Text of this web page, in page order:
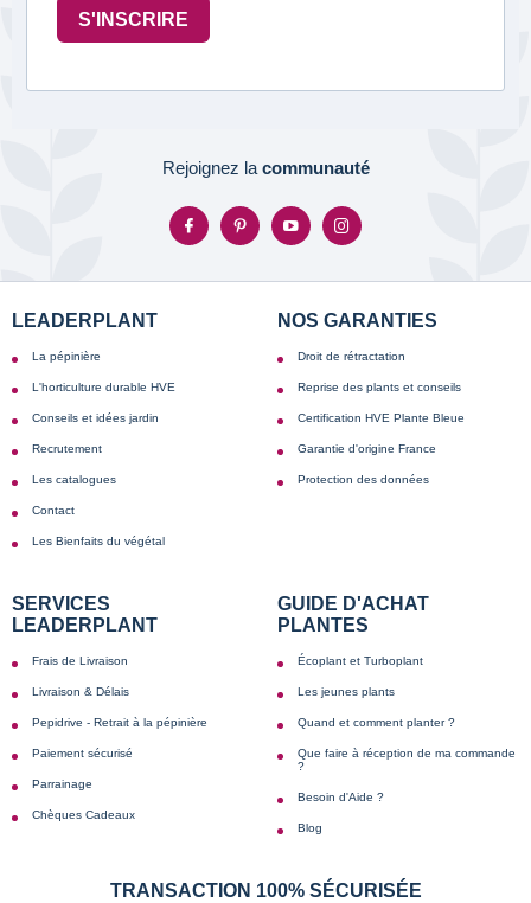
S'INSCRIRE
Rejoignez la communauté
LEADERPLANT
La pépinière
L'horticulture durable HVE
Conseils et idées jardin
Recrutement
Les catalogues
Contact
Les Bienfaits du végétal
NOS GARANTIES
Droit de rétractation
Reprise des plants et conseils
Certification HVE Plante Bleue
Garantie d'origine France
Protection des données
SERVICES
LEADERPLANT
Frais de Livraison
Livraison & Délais
Pepidrive - Retrait à la pépinière
Paiement sécurisé
Parrainage
Chèques Cadeaux
GUIDE D'ACHAT
PLANTES
Écoplant et Turboplant
Les jeunes plants
Quand et comment planter ?
Que faire à réception de ma commande
?
Besoin d'Aide ?
Blog
TRANSACTION 100% SÉCURISÉE